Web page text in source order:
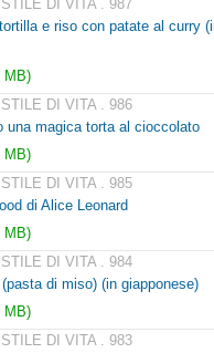
DI VITA . 987
e riso con patate al curry
MB)
DI VITA . 986
una magica torta al cioccolato
MB)
DI VITA . 985
di Alice Leonard
MB)
DI VITA . 984
di miso) (in giapponese)
MB)
DI VITA . 983